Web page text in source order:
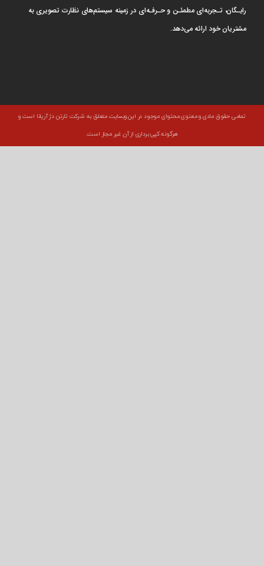
رایـگان، تـجربه‌ای مطمئـن و حـرفـه‌ای در زمینه سیستم‌های نظارت تصویری به
مشتریان خود ارائه می‌دهد.
تمامی حقوق مادی و معنوی محتوای موجود در این وبسایت متعلق به شرکت تارتن دژ آریانا است و
هرگونه کپی برداری از آن غیر مجاز است.